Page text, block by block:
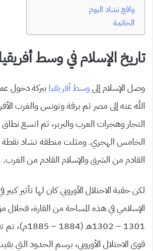
واقع تشاد اليوم
الخاتمة
تاريخ الإسلام في وسط أفريقيا
وصل الإسلام إلىوسط أفريقيا ببركة دخول
الله عنه إلى مصر ثم برقة وتونس والغرب
التجار وهجرات العرب والبربر، ثم اتسع نطاق
الخامس الهجري. ومثلت منطقة تشاد نقطة
القادم من الشرق والإسلام القادم من الغرب.
لكن حقبة الاحتلال الأوروبي كان لها تأثير
الإسلامي في هذه المساحة من القارة، فخلال
1301 – 1302هـ
قوى الاحتلال الأوروبي، برسم الحدود التي